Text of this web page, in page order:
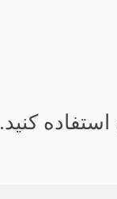
کنید.